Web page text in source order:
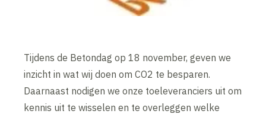
Tijdens de Betondag op 18 november, geven we
inzicht in wat wij doen om CO2 te besparen.
Daarnaast nodigen we onze toeleveranciers uit om
kennis uit te wisselen en te overleggen welke